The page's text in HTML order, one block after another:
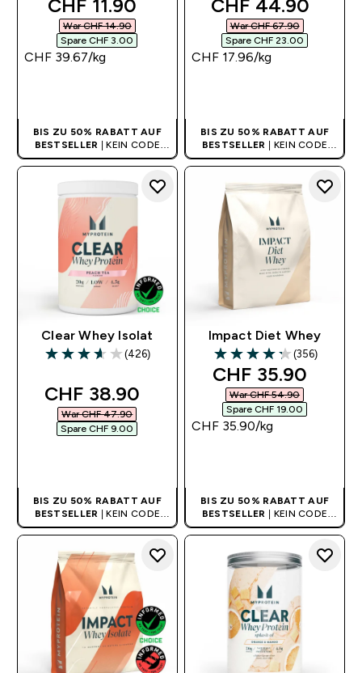
CHF 11.90‎
War CHF 14.90‎
Spare CHF 3.00‎
CHF 39.67‎/kg
BIS ZU 50% RABATT AUF
BESTSELLER | KEIN CODE
BENÖTIGT
CHF 44.90‎
War CHF 67.90‎
Spare CHF 23.00‎
CHF 17.96‎/kg
BIS ZU 50% RABATT AUF
BESTSELLER | KEIN CODE
BENÖTIGT
Clear Whey Isolat
3.65 out of 5 stars
(426)
discounted price
CHF 38.90‎
War CHF 47.90‎
Spare CHF 9.00‎
BIS ZU 50% RABATT AUF
BESTSELLER
| KEIN CODE
BENÖTIGT
Impact Diet Whey
4.26 out of 5 stars
(356)
discounted price
CHF 35.90‎
War CHF 54.90‎
Spare CHF 19.00‎
CHF 35.90‎/kg
BIS ZU 50% RABATT AUF
BESTSELLER
| KEIN CODE
BENÖTIGT